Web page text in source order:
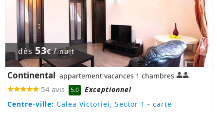
dès53€/nuit
Continental appartement vacances 1 chambres
54 avis 5.0
Exceptionnel
Centre-ville: Calea Victoriei, Sector 1 - carte